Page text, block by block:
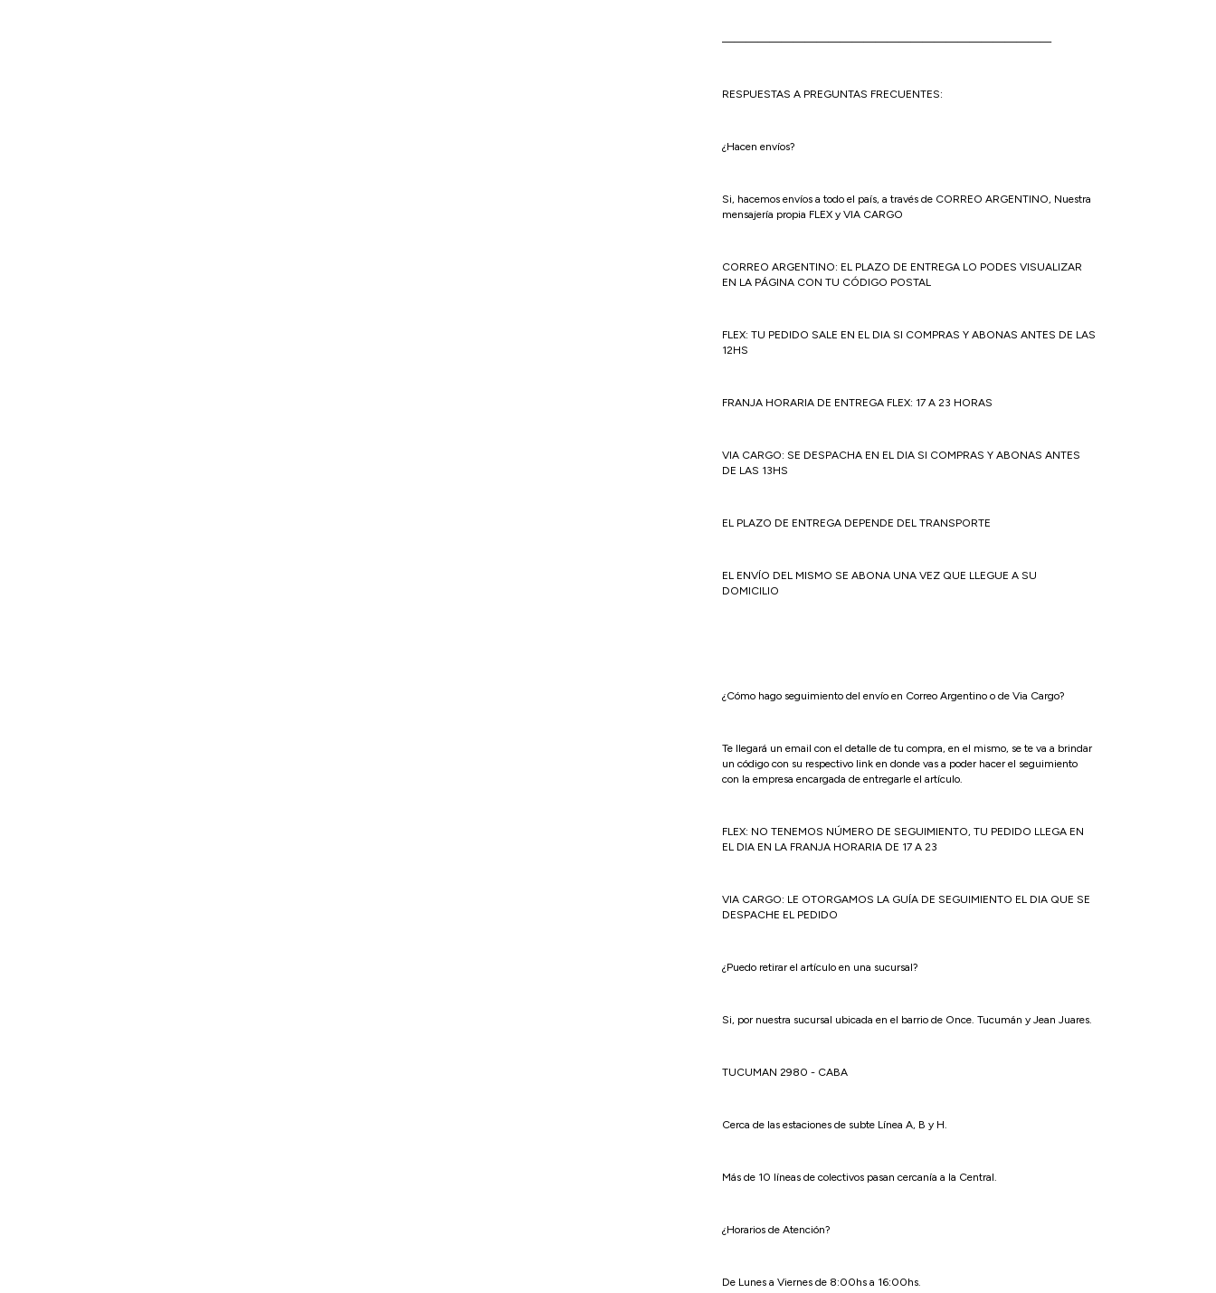
————————————————————————————
RESPUESTAS A PREGUNTAS FRECUENTES:
¿Hacen envíos?
Si, hacemos envíos a todo el país, a través de CORREO ARGENTINO, Nuestra
mensajería propia FLEX y VIA CARGO
CORREO ARGENTINO: EL PLAZO DE ENTREGA LO PODES VISUALIZAR
EN LA PÁGINA CON TU CÓDIGO POSTAL
FLEX: TU PEDIDO SALE EN EL DIA SI COMPRAS Y ABONAS ANTES DE LAS
12HS
FRANJA HORARIA DE ENTREGA FLEX: 17 A 23 HORAS
VIA CARGO: SE DESPACHA EN EL DIA SI COMPRAS Y ABONAS ANTES
DE LAS 13HS
EL PLAZO DE ENTREGA DEPENDE DEL TRANSPORTE
EL ENVÍO DEL MISMO SE ABONA UNA VEZ QUE LLEGUE A SU
DOMICILIO
¿Cómo hago seguimiento del envío en Correo Argentino o de Via Cargo?
Te llegará un email con el detalle de tu compra, en el mismo, se te va a brindar
un código con su respectivo link en donde vas a poder hacer el seguimiento
con la empresa encargada de entregarle el artículo.
FLEX: NO TENEMOS NÚMERO DE SEGUIMIENTO, TU PEDIDO LLEGA EN
EL DIA EN LA FRANJA HORARIA DE 17 A 23
VIA CARGO: LE OTORGAMOS LA GUÍA DE SEGUIMIENTO EL DIA QUE SE
DESPACHE EL PEDIDO
¿Puedo retirar el artículo en una sucursal?
Si, por nuestra sucursal ubicada en el barrio de Once. Tucumán y Jean Juares.
TUCUMAN 2980 - CABA
Cerca de las estaciones de subte Línea A, B y H.
Más de 10 líneas de colectivos pasan cercanía a la Central.
¿Horarios de Atención?
De Lunes a Viernes de 8:00hs a 16:00hs.